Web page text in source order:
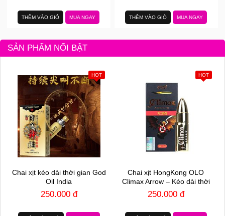
THÊM VÀO GIỎ MUA NGAY THÊM VÀO GIỎ MUA NGAY
SẢN PHẨM NỔI BẬT
HOT
Chai xịt kéo dài thời gian God
Oil India
250.000 đ
HOT
Chai xịt HongKong OLO
Climax Arrow – Kéo dài thời
gian – Chai 15ml
250.000 đ